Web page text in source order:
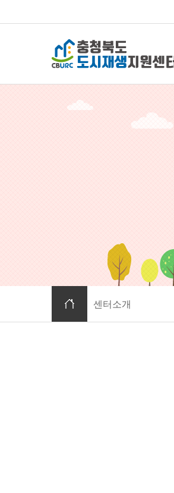
홈으로 이동
센터소개